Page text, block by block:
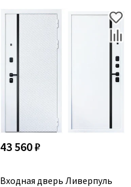
43 560 ₽
Входная дверь Ливерпуль